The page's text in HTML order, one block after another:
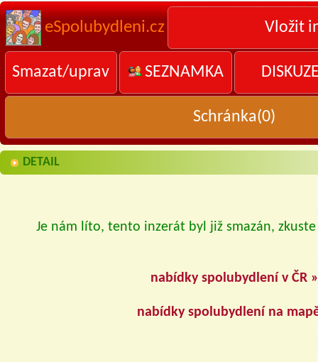
eSpolubydleni.cz Vložit
Smazat/uprav SEZNAMKA
Schránka(0)
DETAIL
Je nám líto, tento inzerát byl již smazán,
nabídky spolubydlení v ČR »
nabídky spolubydlení na